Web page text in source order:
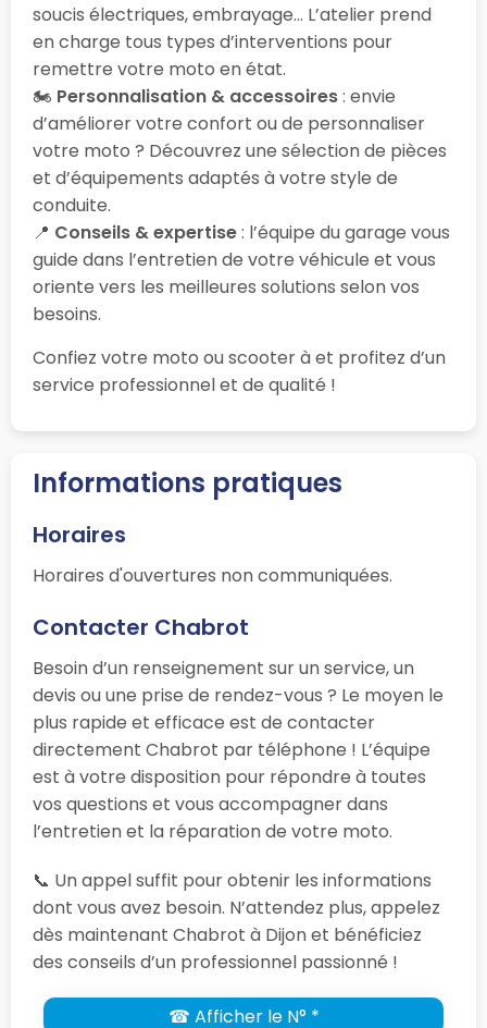
soucis électriques, embrayage… L’atelier prend
en charge tous types d’interventions pour
remettre votre moto en état.
🏍️ Personnalisation & accessoires: envie
d’améliorer votre confort ou de personnaliser
votre moto ? Découvrez une sélection de pièces
et d’équipements adaptés à votre style de
conduite.
📍 Conseils & expertise: l’équipe du garage vous
guide dans l’entretien de votre véhicule et vous
oriente vers les meilleures solutions selon vos
besoins.
Confiez votre moto ou scooter àet profitez d’un
service professionnel et de qualité !
Informations pratiques
Horaires
Horaires d'ouvertures non communiquées.
Contacter Chabrot
Besoin d’un renseignement sur un service, un
devis ou une prise de rendez-vous ? Le moyen le
plus rapide et efficace est de contacter
directement Chabrot par téléphone ! L’équipe
est à votre disposition pour répondre à toutes
vos questions et vous accompagner dans
l’entretien et la réparation de votre moto.
📞 Un appel suffit pour obtenir les informations
dont vous avez besoin. N’attendez plus, appelez
dès maintenant Chabrot à Dijon et bénéficiez
des conseils d’un professionnel passionné !
☎ Afficher le N° *